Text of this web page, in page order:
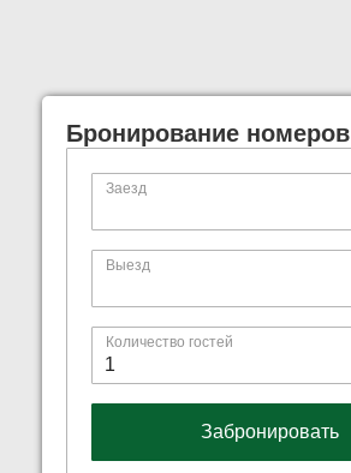
Бронирование номеров